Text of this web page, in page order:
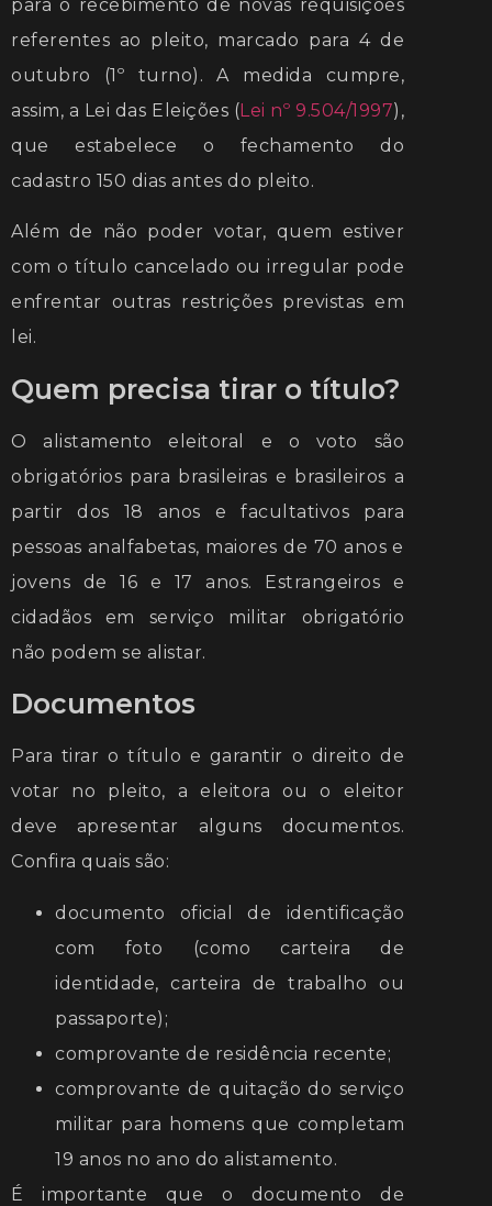
para o recebimento de novas requisições
referentes ao pleito, marcado para 4 de
outubro (1º turno). A medida cumpre,
assim, a Lei das Eleições (Lei nº 9.504/1997),
que estabelece o fechamento do
cadastro 150 dias antes do pleito.
Além de não poder votar, quem estiver
com o título cancelado ou irregular pode
enfrentar outras restrições previstas em
lei.
Quem precisa tirar o título?
O alistamento eleitoral e o voto são
obrigatórios para brasileiras e brasileiros a
partir dos 18 anos e facultativos para
pessoas analfabetas, maiores de 70 anos e
jovens de 16 e 17 anos. Estrangeiros e
cidadãos em serviço militar obrigatório
não podem se alistar.
Documentos
Para tirar o título e garantir o direito de
votar no pleito, a eleitora ou o eleitor
deve apresentar alguns documentos.
Confira quais são:
documento oficial de identificação
com foto (como carteira de
identidade, carteira de trabalho ou
passaporte);
comprovante de residência recente;
comprovante de quitação do serviço
militar para homens que completam
19 anos no ano do alistamento.
É importante que o documento de